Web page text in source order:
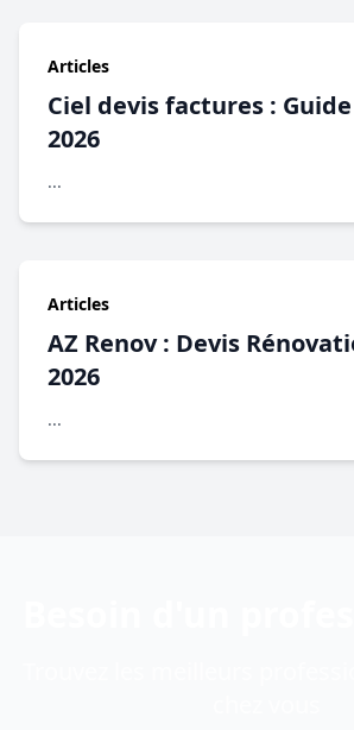
Articles
Ciel devis factures :
2026
...
Articles
AZ Renov : Devis
2026
...